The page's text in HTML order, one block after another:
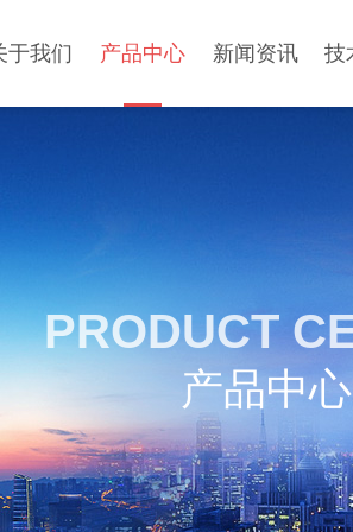
于我们 产品中心 新闻资讯 技
PRODUCT
产品中心